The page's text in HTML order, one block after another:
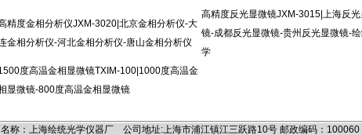
精度金相分析仪JXM-3020|北京金相分析仪-大
金相分析仪-河北金相分析仪-唐山金相分析仪
高精度反光显微镜JXM-3015|上海反光
镜-成都反光显微镜-贵州反光显微镜-
学
度高温金相显微镜TXIM-100|1000度高温金
显微镜-800度高温金相显微镜
称：上海绘统光学仪器厂 公司地址:上海市浦江镇江三跃路10号 邮政编码：